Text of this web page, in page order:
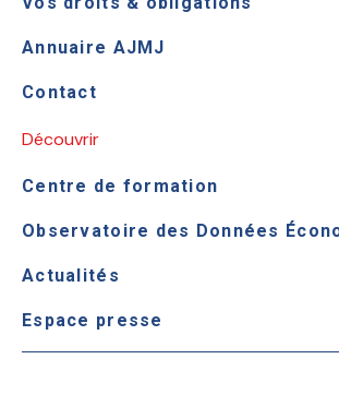
Annuaire AJMJ
Contact
Découvrir
Centre de formation
Observatoire des Données
Actualités
Espace presse